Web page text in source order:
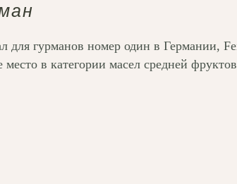
для гурманов номер один в Германии,
место в категории масел средней